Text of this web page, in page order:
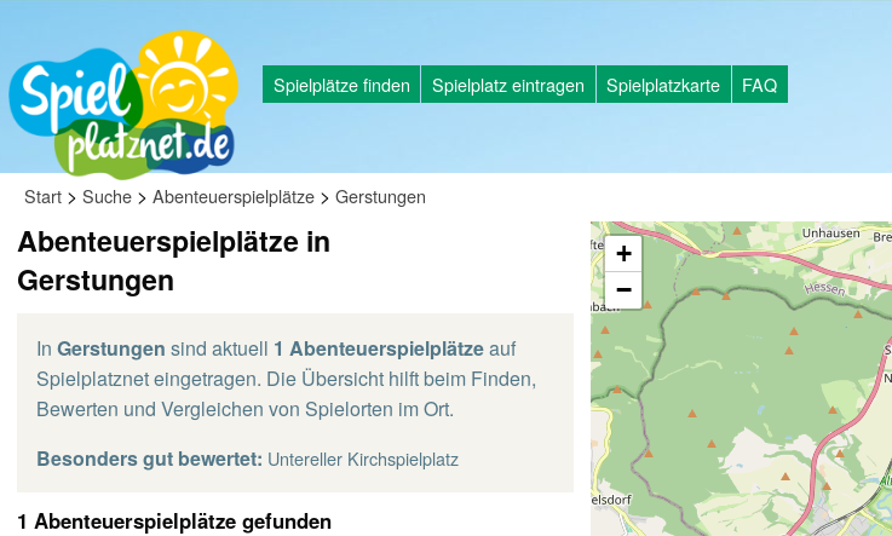
Spielplätze finden Spielplatz eintragen Spielplatzkarte FAQ
Start > Suche > Abenteuerspielplätze > Gerstungen
Abenteuerspielplätze in
Gerstungen
In Gerstungen sind aktuell 1 Abenteuerspielplätzeauf
Spielplatznet eingetragen. Die Übersicht hilft beim Finden,
Bewerten und Vergleichen von Spielorten im Ort.
Besonders gut bewertet: Untereller Kirchspielplatz
1 Abenteuerspielplätze gefunden
+
−